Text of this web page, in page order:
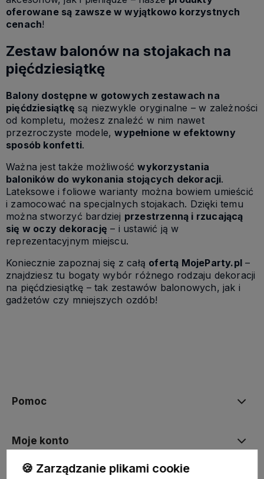
oferowane są zawsze w wyjątkowo korzystnych
cenach!
Zestaw balonów na stojakach na
pięćdziesiątkę
Balony dostępne w gotowych zestawach na
pięćdziesiątkę są niezwykle oryginalne – w zależności
od kompletu, możesz znaleźć w nim nawet
przezroczyste modele,wypełnione w efektowny
sposób konfetti.
Ważna jest także możliwośćwykorzystania
baloników do wykonania stojących dekoracji.
Lateksowe i foliowe warianty można bowiem umieścić
i zamocować na specjalnych stojakach. Dzięki temu
można stworzyć bardziej przestrzenną i rzucającą
się w oczy dekorację – i ustawić ją w
reprezentacyjnym miejscu.
Koniecznie zapoznaj się z całą ofertą MojeParty.pl –
znajdziesz tu bogaty wybór różnego rodzaju dekoracji
na pięćdziesiątkę – tak zestawów balonowych, jak i
gadżetów czy mniejszych ozdób!
Pomoc
Moje konto
🍪 Zarządzanie plikami cookie